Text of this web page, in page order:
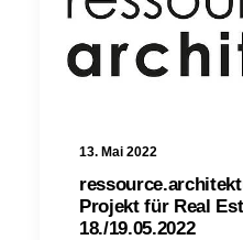
13. Mai 2022
Projekt für Real
18./19.05.2022